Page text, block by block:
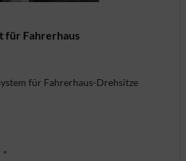
für Fahrerhaus
für Fahrerhaus-Drehsitze
*